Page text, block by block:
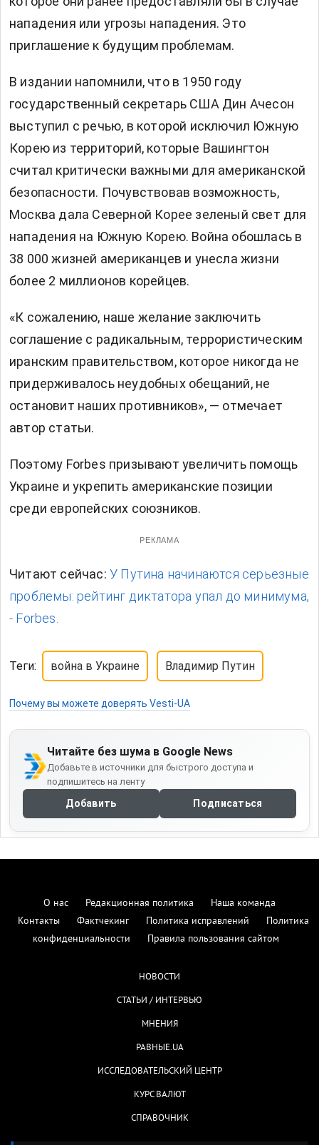
нападения или угрозы нападения. Это
приглашение к будущим проблемам.
В издании напомнили, что в 1950 году
государственный секретарь США Дин Ачесон
выступил с речью, в которой исключил Южную
Корею из территорий, которые Вашингтон
считал критически важными для американской
безопасности. Почувствовав возможность,
Москва дала Северной Корее зеленый свет для
нападения на Южную Корею. Война обошлась в
38 000 жизней американцев и унесла жизни
более 2 миллионов корейцев.
«К сожалению, наше желание заключить
соглашение с радикальным, террористическим
иранским правительством, которое никогда не
придерживалось неудобных обещаний, не
остановит наших противников», — отмечает
автор статьи.
Поэтому Forbes призывают увеличить помощь
Украине и укрепить американские позиции
среди европейских союзников.
РЕКЛАМА
Читают сейчас: У Путина начинаются серьезные
проблемы: рейтинг диктатора упал до минимума,
- Forbes.
Теги: война в Украине Владимир Путин
Почему вы можете доверять Vesti-UA
Читайте без шума в Google News
Добавьте в источники для быстрого доступа и
подпишитесь на ленту
Добавить Подписаться
О нас Редакционная политика
Наша команда
Контакты
Фактчекинг Политика исправлений
Политика
конфиденциальности
Правила пользования сайтом
НОВОСТИ
СТАТЬИ / ИНТЕРВЬЮ
МНЕНИЯ
РАВНЫЕ.UA
ИССЛЕДОВАТЕЛЬСКИЙ ЦЕНТР
КУРС ВАЛЮТ
СПРАВОЧНИК